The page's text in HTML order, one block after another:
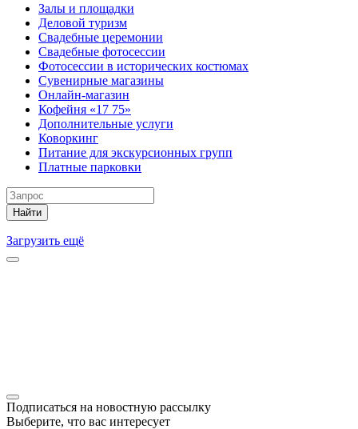
Залы и площадки
Деловой туризм
Свадебные церемонии
Свадебные фотосессии
Фотосессии в исторических костюмах
Сувенирные магазины
Онлайн-магазин
Кофейня «17 75»
Дополнительные услуги
Коворкинг
Питание для экскурсионных групп
Платные парковки
Найти
Загрузить ещё
Подписаться на новостную рассылку
Выберите, что вас интересует